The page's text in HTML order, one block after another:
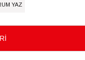
YAZ